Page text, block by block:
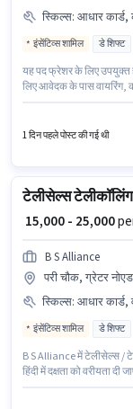
स्किल्स: आधार कार्ड,
इंसेंटिव्स शामिल डे शिफ्ट
यह पद फ्रेशर के लिए उपयुक्त
लिए आवेदक के पास वायरिंग,
JOB PLACEMENT
सक्रिय रूप से हायर कर
1 दिन पहले पोस्ट की गई थी
₹ 15,000 - 25,000
B S Alliance
परी चौक, ग्रेटर
स्किल्स: आधार कार्ड, वायरिंग,
इंसेंटिव्स शामिल डे शिफ्ट
B S Alliance में टेलीसेल्स /
हिंदी में दक्षता को वरीयता